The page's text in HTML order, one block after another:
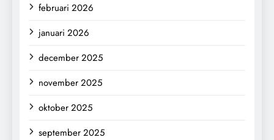
februari 2026
januari 2026
december 2025
november 2025
oktober 2025
september 2025